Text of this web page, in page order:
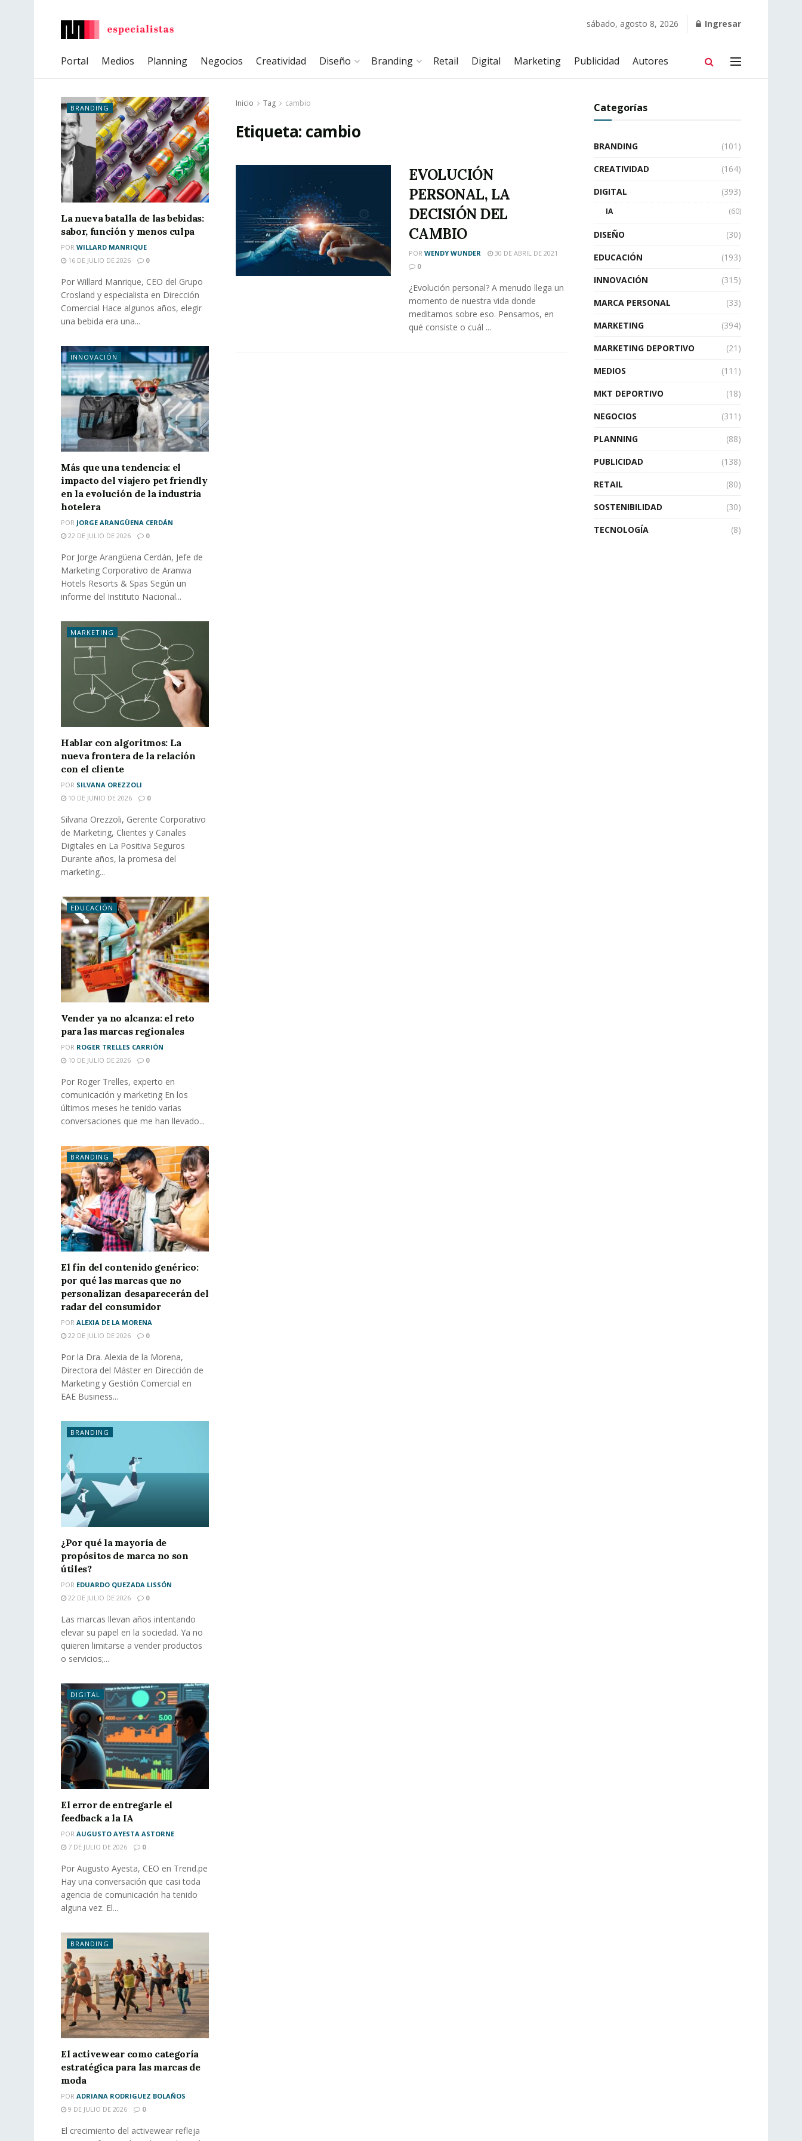
sábado, agosto 8, 2026 Ingresar
Portal Medios Planning Negocios Creatividad Diseño Branding Retail Digital Marketing Publicidad Autores
Inicio Tag cambio
Etiqueta: cambio
EVOLUCIÓN
PERSONAL, LA
DECISIÓN DEL
CAMBIO
POR WENDY WUNDER
30 DE ABRIL DE 2021
0
¿Evolución personal? A menudo llega un
momento de nuestra vida donde
meditamos sobre eso. Pensamos, en
qué consiste o cuál ...
BRANDING
La nueva batalla de las bebidas:
sabor, función y menos culpa
POR WILLARD MANRIQUE
16 DE JULIO DE 2026
0
Por Willard Manrique, CEO del Grupo
Crosland y especialista en Dirección
Comercial Hace algunos años, elegir
una bebida era una...
INNOVACIÓN
Más que una tendencia: el
impacto del viajero pet friendly
en la evolución de la industria
hotelera
POR JORGE ARANGÜENA CERDÁN
22 DE JULIO DE 2026
0
Por Jorge Arangüena Cerdán, Jefe de
Marketing Corporativo de Aranwa
Hotels Resorts & Spas Según un
informe del Instituto Nacional...
MARKETING
Hablar con algoritmos: La
nueva frontera de la relación
con el cliente
POR SILVANA OREZZOLI
10 DE JUNIO DE 2026
0
Silvana Orezzoli, Gerente Corporativo
de Marketing, Clientes y Canales
Digitales en La Positiva Seguros
Durante años, la promesa del
marketing...
EDUCACIÓN
Vender ya no alcanza: el reto
para las marcas regionales
POR ROGER TRELLES CARRIÓN
10 DE JULIO DE 2026
0
Por Roger Trelles, experto en
comunicación y marketing En los
últimos meses he tenido varias
conversaciones que me han llevado...
BRANDING
El fin del contenido genérico:
por qué las marcas que no
personalizan desaparecerán del
radar del consumidor
POR ALEXIA DE LA MORENA
22 DE JULIO DE 2026
0
Por la Dra. Alexia de la Morena,
Directora del Máster en Dirección de
Marketing y Gestión Comercial en
EAE Business...
BRANDING
¿Por qué la mayoría de
propósitos de marca no son
útiles?
POR EDUARDO QUEZADA LISSÓN
22 DE JULIO DE 2026
0
Las marcas llevan años intentando
elevar su papel en la sociedad. Ya no
quieren limitarse a vender productos
o servicios;...
DIGITAL
El error de entregarle el
feedback a la IA
POR AUGUSTO AYESTA ASTORNE
7 DE JULIO DE 2026
0
Por Augusto Ayesta, CEO en Trend.pe
Hay una conversación que casi toda
agencia de comunicación ha tenido
alguna vez. El...
BRANDING
El activewear como categoría
estratégica para las marcas de
moda
POR ADRIANA RODRIGUEZ BOLAÑOS
9 DE JULIO DE 2026
0
El crecimiento del activewear refleja
Categorías
BRANDING
(101)
CREATIVIDAD
(164)
DIGITAL
(393)
IA (60)
DISEÑO
(30)
EDUCACIÓN
(193)
INNOVACIÓN
(315)
MARCA PERSONAL
(33)
MARKETING
(394)
MARKETING DEPORTIVO
(21)
MEDIOS
(111)
MKT DEPORTIVO
(18)
NEGOCIOS
(311)
PLANNING
(88)
PUBLICIDAD
(138)
RETAIL
(80)
SOSTENIBILIDAD
(30)
TECNOLOGÍA
(8)